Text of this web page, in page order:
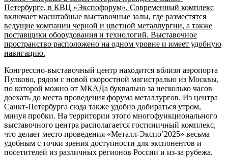
Петербурге, в КВЦ «Экспофорум». Современный комплекс
включает масштабные выставочные залы, где разместятся
ведущие компании черной и цветной металлургии, а также
поставщики оборудования и технологий. Выставочное
пространство расположено на одном уровне и имеет удобную
навигацию.
Конгрессно-выставочный центр находится вблизи аэропорта
Пулково, рядом с новой скоростной магистралью из Москвы,
по которой можно от МКАДа буквально за несколько часов
доехать до места проведения форума металлургов. Из центра
Санкт-Петербурга сюда также удобно добираться утром,
минуя пробки. На территории этого многофункционального
выставочного центра располагается гостиничный комплекс,
что делает место проведения «Металл-Экспо’2025» весьма
удобным с точки зрения доступности для экспонентов и
посетителей из различных регионов России и из-за рубежа.